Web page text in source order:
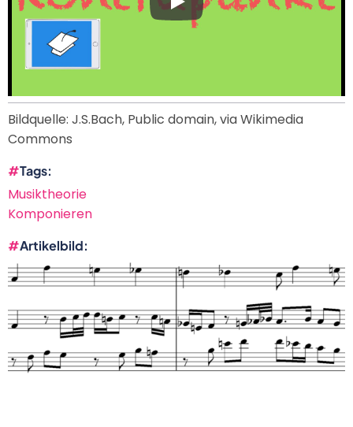
Bildquelle: J.S.Bach, Public domain, via Wikimedia
Commons
Tags
Musiktheorie
Komponieren
Artikelbild